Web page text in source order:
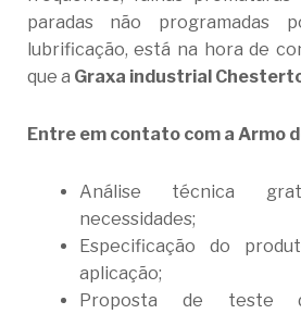
paradas não programadas
lubrificação, está na hora de
que a Graxa industrial
Entre em contato com a Armo
Análise técnica
necessidades;
Especificação do
aplicação;
Proposta de teste